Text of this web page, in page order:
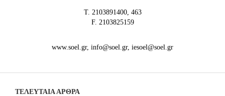
Τ. 2103891400, 463
F. 2103825159
www.soel.gr, info@soel.gr, iesoel@soel.gr
ΤΕΛΕΥΤΑΙΑ ΆΡΘΡΑ